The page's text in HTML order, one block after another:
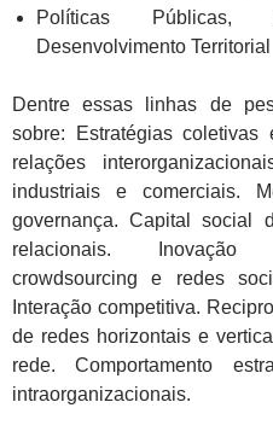
Políticas Públicas,
Desenvolvimento Territorial
Dentre essas linhas de
sobre: Estratégias
relações
industriais e comerciais.
governança. Capital social
relacionais. Inovação
crowdsourcing e redes
Interação competitiva.
de redes horizontais e
rede. Comportamento
intraorganizacionais.